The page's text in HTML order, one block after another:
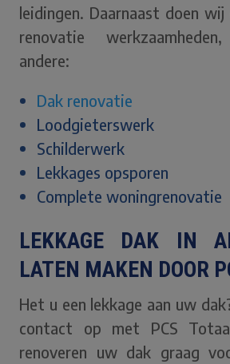
leidingen. Daarnaast doen
renovatie
andere:
Dak renovatie
Loodgieterswerk
Schilderwerk
Lekkages opsporen
Complete woningrenovatie
LEKKAGE DAK IN
LATEN MAKEN DOOR
Het u een lekkage aan uw
contact op met PCS
renoveren uw dak graag